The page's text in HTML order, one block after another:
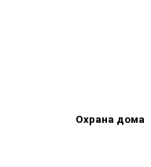
Охрана дома